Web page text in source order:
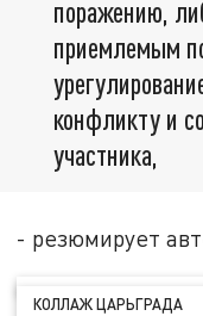
поражению,
приемлемым
конфликту и
участника,
- резюмирует
КОЛЛАЖ ЦАРЬГРАДА